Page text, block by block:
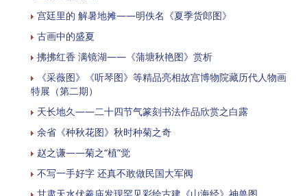
宫廷里的 解暑地摊——明佚名《夏季货郎图》
古画中的盛夏
拂拂红香 满镜湖——《蒲塘秋艳图》赏析
《采薇图》《听琴图》等精品亮相故宫博物院藏历代人物画
特展（第二期）
天长地久——二十四节气篆刻书法作品欣赏之白露
余省《种秋花图》秋时种菊之奇
赵之谦——菊之“植”觉
不写一手好字 还真不敢做民国大军阀